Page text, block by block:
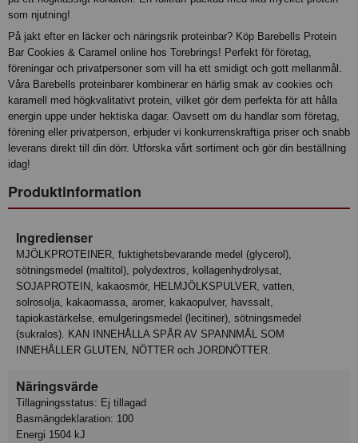
som njutning!
På jakt efter en läcker och näringsrik proteinbar? Köp Barebells Protein
Bar Cookies & Caramel online hos Torebrings! Perfekt för företag,
föreningar och privatpersoner som vill ha ett smidigt och gott mellanmål.
Våra Barebells proteinbarer kombinerar en härlig smak av cookies och
karamell med högkvalitativt protein, vilket gör dem perfekta för att hålla
energin uppe under hektiska dagar. Oavsett om du handlar som företag,
förening eller privatperson, erbjuder vi konkurrenskraftiga priser och snabb
leverans direkt till din dörr. Utforska vårt sortiment och gör din beställning
idag!
Produktinformation
Ingredienser
MJÖLKPROTEINER, fuktighetsbevarande medel (glycerol),
sötningsmedel (maltitol), polydextros, kollagenhydrolysat,
SOJAPROTEIN, kakaosmör, HELMJÖLKSPULVER, vatten,
solrosolja, kakaomassa, aromer, kakaopulver, havssalt,
tapiokastärkelse, emulgeringsmedel (lecitiner), sötningsmedel
(sukralos). KAN INNEHÅLLA SPÅR AV SPANNMÅL SOM
INNEHÅLLER GLUTEN, NÖTTER och JORDNÖTTER.
Näringsvärde
Tillagningsstatus: Ej tillagad
Basmängdeklaration: 100
Energi 1504 kJ